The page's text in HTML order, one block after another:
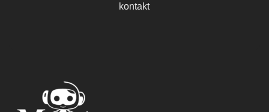
kontakt